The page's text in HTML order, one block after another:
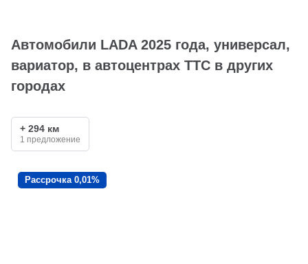
Автомобили LADA 2025 года, универсал,
вариатор, в автоцентрах ТТС в других
городах
+ 294 км
1 предложение
Рассрочка 0,01%